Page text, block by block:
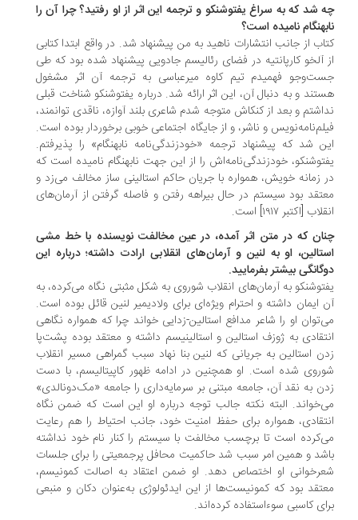
شد که به سراغ یفتوشنکو و ترجمه این اثر از او رفتید؟ چرا آن را
نامیده است؟
از جانب انتشارات ناهید به من پیشنهاد شد. در واقع ابتدا کتابی
آلخو کارپانتیه در فضای رئالیسم جادویی پیشنهاد شده بود که طی
فهمیدم تیم کاوه میرعباسی به ترجمه آن اثر مشغول
و به دنبال آن، این اثر ارائه شد. درباره یفتوشنکو شناخت قبلی
و بعد از کنکاش متوجه شدم شاعری بلند آوازه، ناقدی توانمند،
و ناشر، و از جایگاه اجتماعی خوبی برخوردار بوده است.
شد که پیشنهاد ترجمه «خودزندگی‌نامه نابهنگام» را پذیرفتم.
خودزندگی‌نامه‌اش را از این جهت نابهنگام نامیده است که
زمانه خویش، همواره با جریان حاکم استالینی ساز مخالف می‌زد و
بود سیستم در حال بیراهه رفتن و فاصله گرفتن از آرمان‌های
[اکتبر ۱۹۱۷] است.
که در متن اثر آمده، در عین مخالفت نویسنده با خط مشی
او به لنین و آرمان‌های انقلابی ارادت داشته؛ درباره این
بیشتر بفرمایید.
به آرمان‌های انقلاب شوروی به شکل مثبتی نگاه می‌کرده، به
ایمان داشته و احترام ویژه‌ای برای ولادیمیر لنین قائل بوده است.
او را شاعر مدافع استالین-زدایی خواند چرا که همواره نگاهی
به ژوزف استالین و استالینیسم داشته و معتقد بوده پشت‌پا
استالین به جریانی که لنین بنا نهاد سبب گمراهی مسیر انقلاب
شده است. او همچنین در ادامه ظهور کاپیتالیسم، با دست
به نقد آن، جامعه مبتنی بر سرمایه‌داری را جامعه «مک‌دونالدی»
البته نکته جالب توجه درباره او این است که ضمن نگاه
همواره برای حفظ امنیت خود، جانب احتیاط را هم رعایت
است تا برچسب مخالفت با سیستم را کنار نام خود نداشته
و همین امر سبب شد حاکمیت محافل پرجمعیتی را برای جلسات
او اختصاص دهد. او ضمن اعتقاد به اصالت کمونیسم،
بود که کمونیست‌ها از این ایدئولوژی به‌عنوان دکان و منبعی
کاسبی سوءاستفاده کرده‌اند.